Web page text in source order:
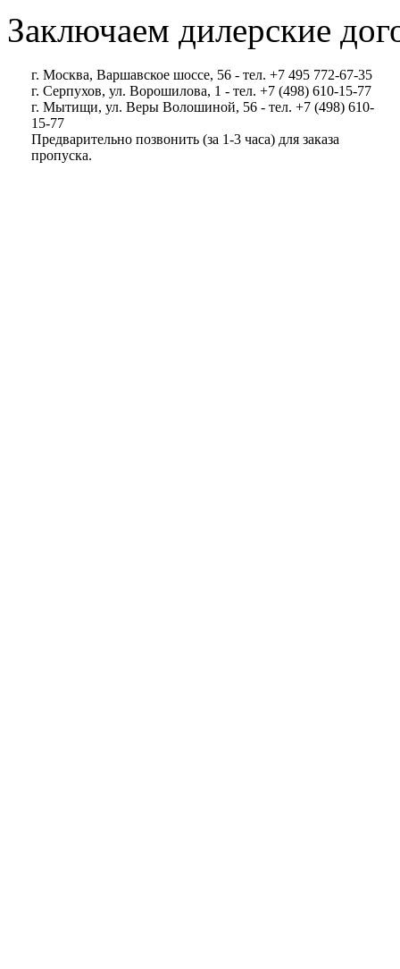
Заключаем дилерские
г. Москва, Варшавское шоссе, 56 - тел. +7 495 772-67-35
г. Серпухов, ул. Ворошилова, 1 - тел. +7 (498) 610-15-77
г. Мытищи, ул. Веры Волошиной, 56 - тел. +7 (498) 610-
15-77
Предварительно позвонить (за 1-3 часа) для заказа
пропуска.